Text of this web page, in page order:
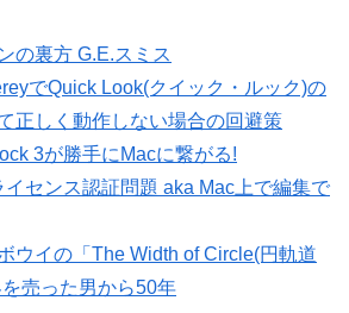
の裏方 G.E.スミス
でQuick Look(クイック・ルック)の
正しく動作しない場合の回避策
3が勝手にMacに繋がる!
イセンス認証問題 aka Mac上で編集で
ウイの「The Width of Circle(円軌道
売った男から50年